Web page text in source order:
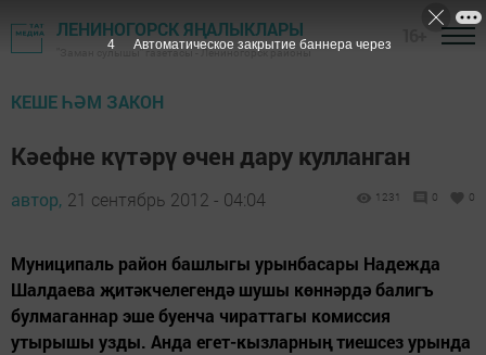
ЛЕНИНОГОРСК ЯҢАЛЫКЛАРЫ
"Заман сулышы" газетасы - Лениногорск районы
КЕШЕ ҺӘМ ЗАКОН
Кәефне күтәрү өчен дару кулланган
автор, 21 сентябрь 2012 - 04:04 1231 0 0
Муниципаль район башлыгы урынбасары Надежда
Шалдаева җитәкчелегендә шушы көннәрдә балигъ
булмаганнар эше буенча чираттагы комиссия
утырышы узды. Анда егет-кызларның тиешсез урында
3 Автоматическое закрытие баннера через